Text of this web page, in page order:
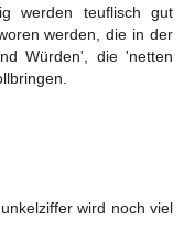
werden teuflisch gut
werden, die in der
Würden', die 'netten
wird noch viel